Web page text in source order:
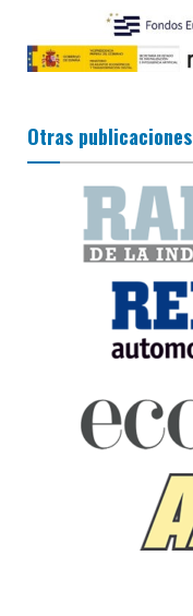
Otras publicaciones